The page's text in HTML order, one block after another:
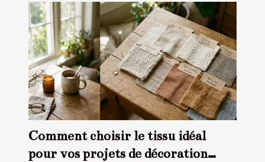
Comment choisir le tissu idéal
pour vos projets de décoration